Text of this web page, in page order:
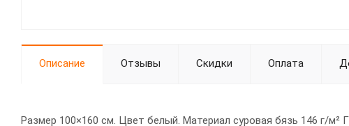
Описание Отзывы Скидки Оплата
Размер 100×160 см. Цвет белый. Материал суровая бязь 146 г/м²